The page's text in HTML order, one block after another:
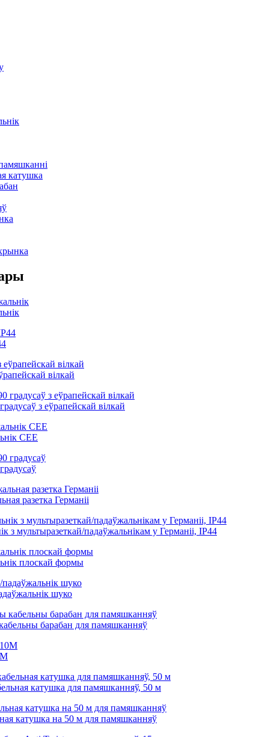
катушка
вілкай
з еўрапейскай вілкай
CEE
разетка Германіі
з мультыразеткай/падаўжальнікам у Германіі, IP44
плоскай формы
шуко
барабан для памяшканняў
катушка для памяшканняў, 50 м
катушка на 50 м для памяшканняў